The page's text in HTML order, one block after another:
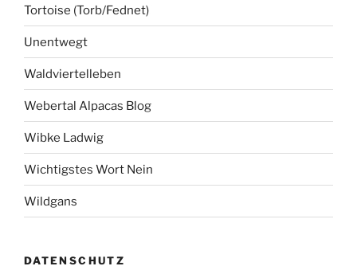
Tortoise (Torb/Fednet)
Unentwegt
Waldviertelleben
Webertal Alpacas Blog
Wibke Ladwig
Wichtigstes Wort Nein
Wildgans
DATENSCHUTZ